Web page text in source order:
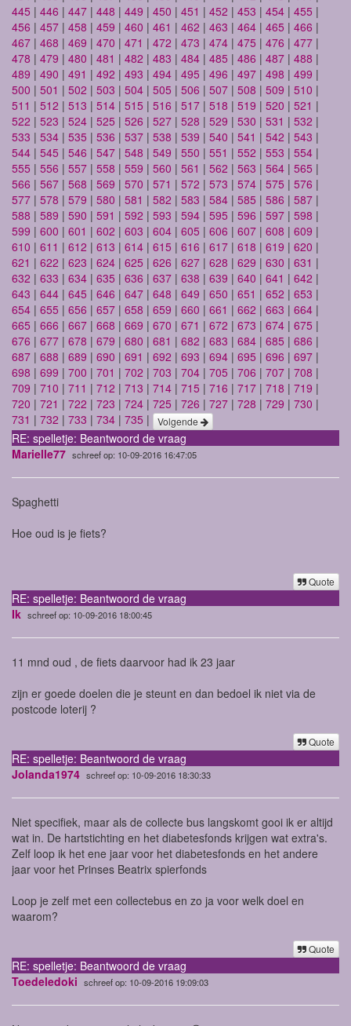
445 | 446 | 447 | 448 | 449 | 450 | 451 | 452 | 453 | 454 | 455 |
456 | 457 | 458 | 459 | 460 | 461 | 462 | 463 | 464 | 465 | 466 |
467 | 468 | 469 | 470 | 471 | 472 | 473 | 474 | 475 | 476 | 477 |
478 | 479 | 480 | 481 | 482 | 483 | 484 | 485 | 486 | 487 | 488 |
489 | 490 | 491 | 492 | 493 | 494 | 495 | 496 | 497 | 498 | 499 |
500 | 501 | 502 | 503 | 504 | 505 | 506 | 507 | 508 | 509 | 510 |
511 | 512 | 513 | 514 | 515 | 516 | 517 | 518 | 519 | 520 | 521 |
522 | 523 | 524 | 525 | 526 | 527 | 528 | 529 | 530 | 531 | 532 |
533 | 534 | 535 | 536 | 537 | 538 | 539 | 540 | 541 | 542 | 543 |
544 | 545 | 546 | 547 | 548 | 549 | 550 | 551 | 552 | 553 | 554 |
555 | 556 | 557 | 558 | 559 | 560 | 561 | 562 | 563 | 564 | 565 |
566 | 567 | 568 | 569 | 570 | 571 | 572 | 573 | 574 | 575 | 576 |
577 | 578 | 579 | 580 | 581 | 582 | 583 | 584 | 585 | 586 | 587 |
588 | 589 | 590 | 591 | 592 | 593 | 594 | 595 | 596 | 597 | 598 |
599 | 600 | 601 | 602 | 603 | 604 | 605 | 606 | 607 | 608 | 609 |
610 | 611 | 612 | 613 | 614 | 615 | 616 | 617 | 618 | 619 | 620 |
621 | 622 | 623 | 624 | 625 | 626 | 627 | 628 | 629 | 630 | 631 |
632 | 633 | 634 | 635 | 636 | 637 | 638 | 639 | 640 | 641 | 642 |
643 | 644 | 645 | 646 | 647 | 648 | 649 | 650 | 651 | 652 | 653 |
654 | 655 | 656 | 657 | 658 | 659 | 660 | 661 | 662 | 663 | 664 |
665 | 666 | 667 | 668 | 669 | 670 | 671 | 672 | 673 | 674 | 675 |
676 | 677 | 678 | 679 | 680 | 681 | 682 | 683 | 684 | 685 | 686 |
687 | 688 | 689 | 690 | 691 | 692 | 693 | 694 | 695 | 696 | 697 |
698 | 699 | 700 | 701 | 702 | 703 | 704 | 705 | 706 | 707 | 708 |
709 | 710 | 711 | 712 | 713 | 714 | 715 | 716 | 717 | 718 | 719 |
720 | 721 | 722 | 723 | 724 | 725 | 726 | 727 | 728 | 729 | 730 |
731 | 732 | 733 | 734 | 735 | Volgende
RE: spelletje: Beantwoord de vraag
Marielle77 schreef op: 10-09-2016 16:47:05
Spaghetti
Hoe oud is je fiets?
Quote
RE: spelletje: Beantwoord de vraag
Ik schreef op: 10-09-2016 18:00:45
11 mnd oud , de fiets daarvoor had ik 23 jaar
zijn er goede doelen die je steunt en dan bedoel ik niet via de
postcode loterij ?
Quote
RE: spelletje: Beantwoord de vraag
Jolanda1974 schreef op: 10-09-2016 18:30:33
Niet specifiek, maar als de collecte bus langskomt gooi ik er altijd
wat in. De hartstichting en het diabetesfonds krijgen wat extra's.
Zelf loop ik het ene jaar voor het diabetesfonds en het andere
jaar voor het Prinses Beatrix spierfonds
Loop je zelf met een collectebus en zo ja voor welk doel en
waarom?
Quote
RE: spelletje: Beantwoord de vraag
Toedeledoki schreef op: 10-09-2016 19:09:03